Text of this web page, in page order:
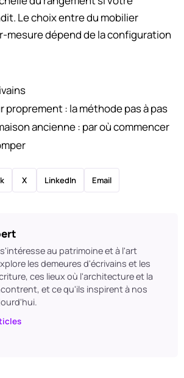
Le choix entre du mobilier
mesure dépend de la configuration
proprement : la méthode pas à pas
ancienne : par où commencer
X LinkedIn Email
au patrimoine et à l'art
les demeures d'écrivains et les
ces lieux où l'architecture et la
et ce qu'ils inspirent à nos